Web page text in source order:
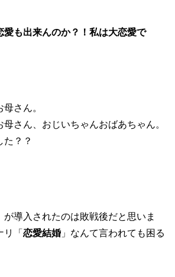
愛も出来んのか？！私は大恋愛で
さん。
さん、おじいちゃんおばあちゃん。
た？？
が導入されたのは敗戦後だと思いま
「 恋愛結婚 」なんて言われても困る